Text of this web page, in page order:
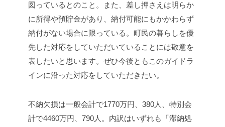
図っているとのこと。また、差し押さえは明らか
に所得や預貯金があり、納付可能にもかかわらず
納付がない場合に限っている。町民の暮らしを優
先した対応をしていただいていることには敬意を
表したいと思います。ぜひ今後ともこのガイドラ
インに沿った対応をしていただきたい。
不納欠損は一般会計で1770万円、380人、特別会
計で4460万円、790人。内訳はいずれも「滞納処